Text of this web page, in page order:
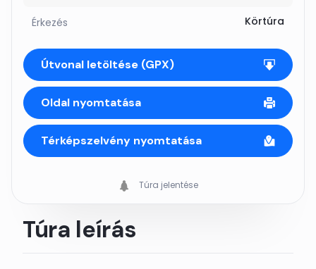
Érkezés Körtúra
Útvonal letöltése (GPX)
Oldal nyomtatása
Térképszelvény nyomtatása
Túra jelentése
Túra leírás